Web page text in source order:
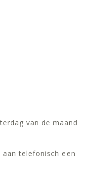
van de maand
telefonisch een